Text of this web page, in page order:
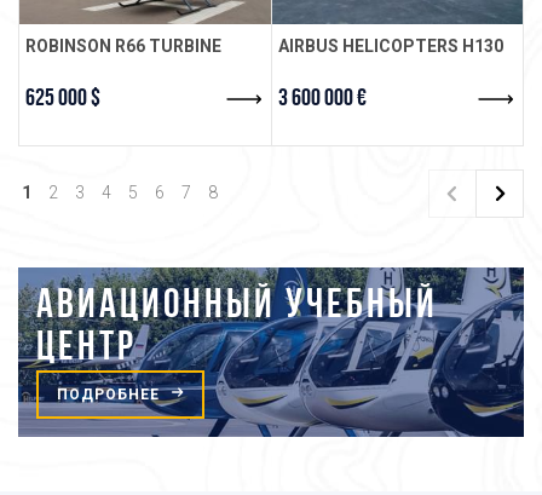
ROBINSON R66 TURBINE
625 000 $
AIRBUS HELICOPTERS H130
3 600 000 €
1 2 3 4 5 6 7 8
АВИАЦИОННЫЙ УЧЕБНЫЙ
ЦЕНТР
ПОДРОБНЕЕ